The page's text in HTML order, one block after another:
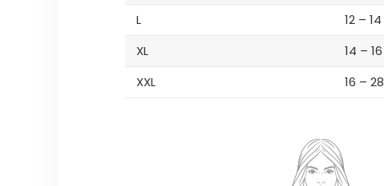
L
12 – 14
XL
14 – 16
XXL
16 – 28